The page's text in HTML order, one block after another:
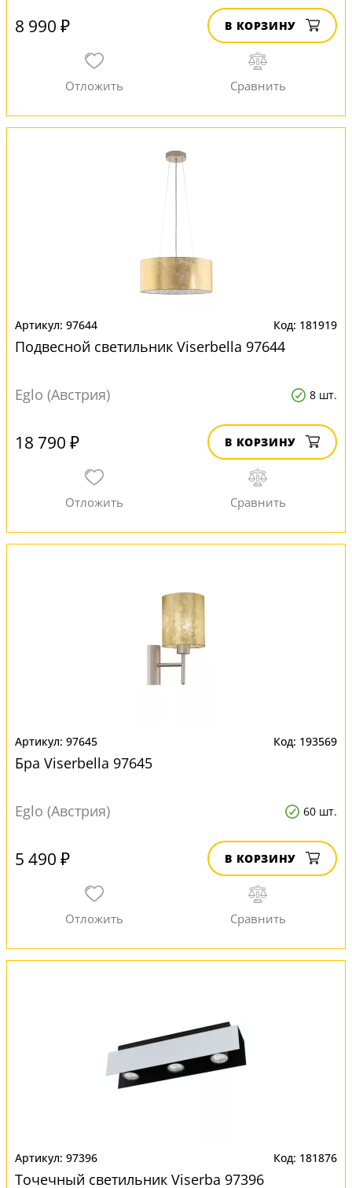
8 990 ₽ В КОРЗИНУ
97644 181919
Подвесной светильник Viserbella 97644
Eglo (Австрия) 8 шт.
18 790 ₽ В КОРЗИНУ
97645 193569
Бра Viserbella 97645
Eglo (Австрия) 60 шт.
5 490 ₽ В КОРЗИНУ
97396 181876
Точечный светильник Viserba 97396